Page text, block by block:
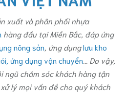
xuất và phân phối nhựa
hàng đầu tại Miền Bắc, đáp ứng
nông sản , ứng dụnglưu kho
ứng dụng vận chuyển ... Do vậy,
ngũ chăm sóc khách hàng tận
lý mọi vấn đề cho quý khách